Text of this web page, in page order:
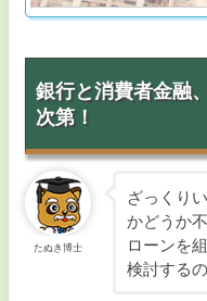
銀行と消費者金融
次第！
たぬき博士
ざっくり
かどうか
ローンを
検討する